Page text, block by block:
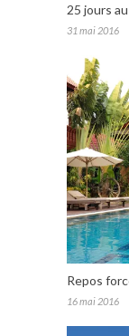
25 jours
31 mai 2016
Repos
16 mai 2016